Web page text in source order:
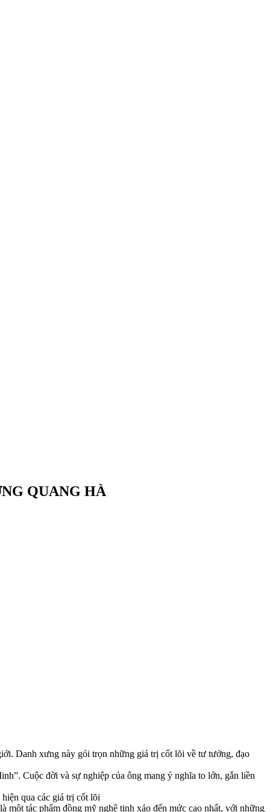
QUANG HÀ
Danh xưng này gói trọn những giá trị cốt lõi về tư tưởng, đạo
Cuộc đời và sự nghiệp của ông mang ý nghĩa to lớn, gắn liền
qua các giá trị cốt lõi
một tác phẩm đồng mỹ nghệ tinh xảo đến mức cao nhất, với những